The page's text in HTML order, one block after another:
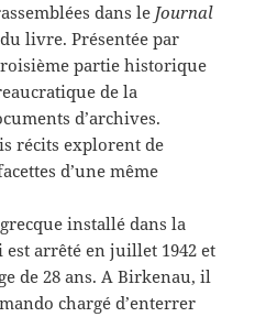
dans le Journal
livre. Présentée par
partie historique
de la
d’archives.
récits explorent de
d’une même
installé dans la
arrêté en juillet 1942 et
de 28 ans. A Birkenau, il
chargé d’enterrer